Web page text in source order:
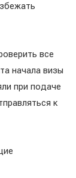
все
начала визы
при подаче
к